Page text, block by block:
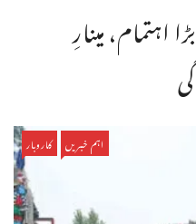
اہتمام، مینارِ
اہم خبریں کاروبار